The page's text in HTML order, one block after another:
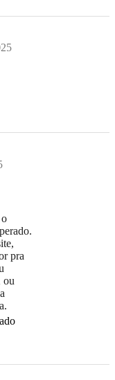
pra
ou